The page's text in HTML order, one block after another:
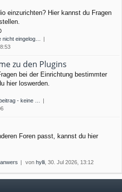
einzurichten? Hier kannst du Fragen
nicht eingelog…
zu den Plugins
bei der Einrichtung bestimmter
hier loswerden.
- keine …
Foren passt, kannst du hier
von hylli , 30. Jul 2026, 13:12